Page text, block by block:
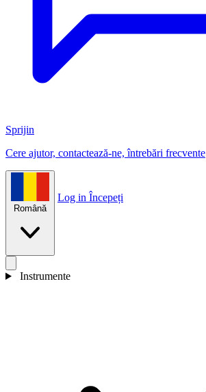
Sprijin
Cere ajutor, contactează-ne, întrebări frecvente
Română
Log in Începeți
Instrumente